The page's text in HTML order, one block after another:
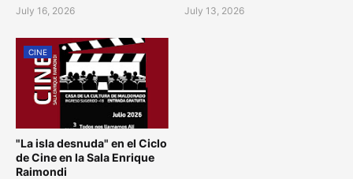
July 16, 2026 July 13, 2026
CINE
"La isla desnuda" en el Ciclo
de Cine en la Sala Enrique
Raimondi